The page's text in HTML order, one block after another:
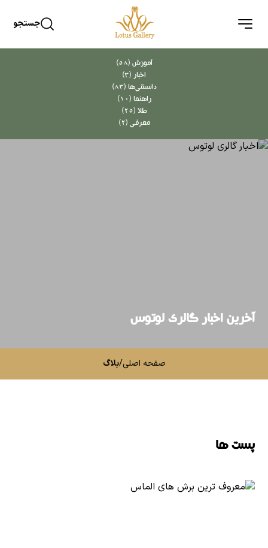
جستجو
آموزش (58)
اخبار (3)
دانستنی‌ها (83)
راهنما (10)
طلا (25)
معرفی (2)
آخرین اخبار گالری لوتوس
صفحه اصلی/بلاگ
پست ها